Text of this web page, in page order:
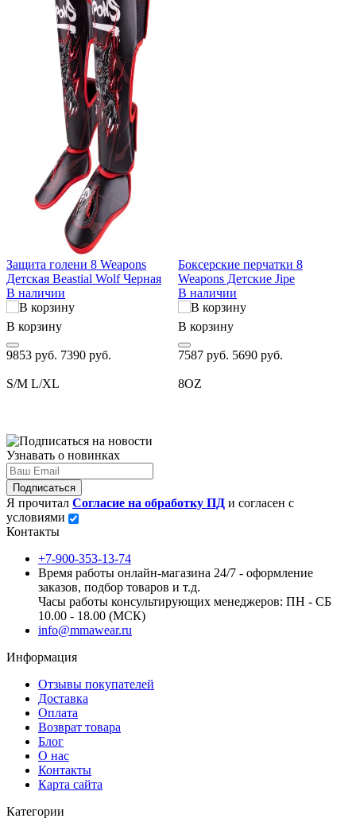
Защита голени 8 Weapons
Детская Beastial Wolf Черная
В наличии
В корзину
9853 руб. 7390 руб.
S/M L/XL
Боксерские перчатки 8
Weapons Детские Jipe
В наличии
В корзину
7587 руб. 5690 руб.
8OZ
Узнавать о новинках
Подписаться
Я прочитал Согласие на обработку ПД и согласен с
условиями
Контакты
+7-900-353-13-74
Время работы онлайн-магазина 24/7 - оформление
заказов, подбор товаров и т.д.
Часы работы консультирующих менеджеров: ПН - СБ
10.00 - 18.00 (МСК)
info@mmawear.ru
Информация
Отзывы покупателей
Доставка
Оплата
Возврат товара
Блог
О нас
Контакты
Карта сайта
Категории